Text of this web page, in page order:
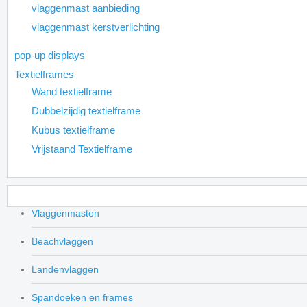
vlaggenmast aanbieding
vlaggenmast kerstverlichting
pop-up displays
Textielframes
Wand textielframe
Dubbelzijdig textielframe
Kubus textielframe
Vrijstaand Textielframe
Vlaggenmasten
Beachvlaggen
Landenvlaggen
Spandoeken en frames